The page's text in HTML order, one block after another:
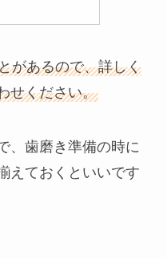
があるので、詳しく
せください。
、歯磨き準備の時に
えておくといいです